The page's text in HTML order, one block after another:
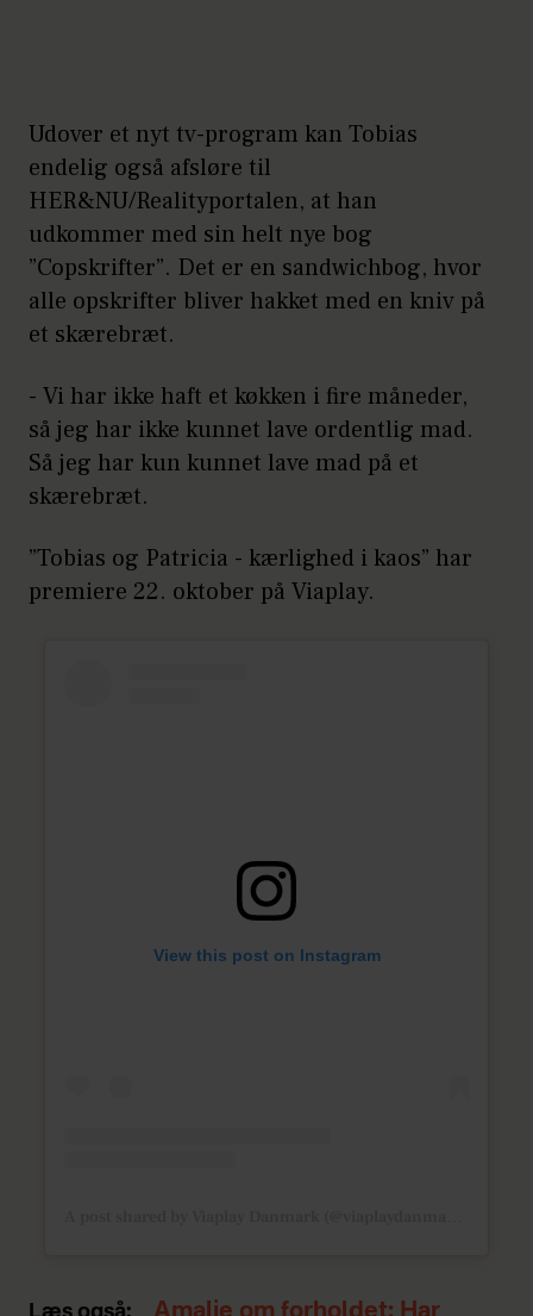
Udover et nyt tv-program kan Tobias
endelig også afsløre til
HER&NU/Realityportalen, at han
udkommer med sin helt nye bog
”Copskrifter”. Det er en sandwichbog, hvor
alle opskrifter bliver hakket med en kniv på
et skærebræt.
- Vi har ikke haft et køkken i fire måneder,
så jeg har ikke kunnet lave ordentlig mad.
Så jeg har kun kunnet lave mad på et
skærebræt.
”Tobias og Patricia - kærlighed i kaos” har
premiere 22. oktober på Viaplay.
View this post on Instagram